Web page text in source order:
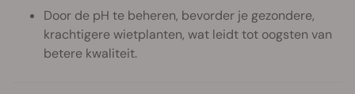
Door de pH te beheren, bevorder je gezondere,
krachtigere wietplanten, wat leidt tot oogsten van
betere kwaliteit.